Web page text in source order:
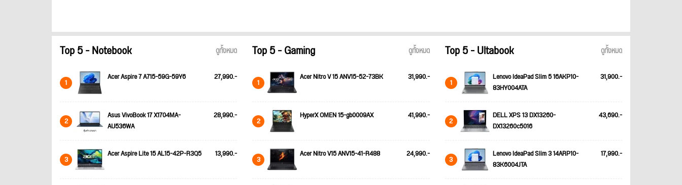
Top 5 - Notebook ดูทั้งหมด
1 Acer Aspire 7 A715-59G-59Y6 27,990.-
2
Asus VivoBook 17 X1704MA-
AU536WA
28,990.-
3 Acer Aspire Lite 15 AL15-42P-R3Q5 13,990.-
Top 5 - Gaming ดูทั้งหมด
1 Acer Nitro V 15 ANV15-52-73BK 31,990.-
2 HyperX OMEN 15-gb0009AX 41,990.-
3 Acer Nitro V15 ANV15-41-R488 24,990.-
Top 5 - Ultabook ดูทั้งหมด
1
Lenovo IdeaPad Slim 5 16AKP10-
83HY004ATA
31,900.-
2
DELL XPS 13 DX13260-
DX13260c5016
43,690.-
3
Lenovo IdeaPad Slim 3 14ARP10-
83K6004JTA
17,990.-